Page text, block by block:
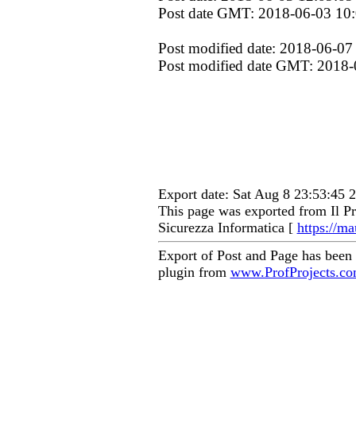
Post date GMT: 2018-06-03
Post modified date: 2018-06-
Post modified date GMT:
Export date: Sat Aug 8 23:53:45
This page was exported from Il
Sicurezza Informatica [ https://
Export of Post and Page has
plugin from